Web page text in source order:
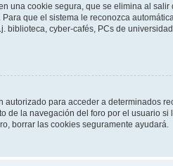
una cookie segura, que se elimina al salir
que el sistema le reconozca
cyber-cafés, PCs de
para acceder a determinados
de la navegación del foro por el usuario si
borrar las cookies seguramente ayudará.